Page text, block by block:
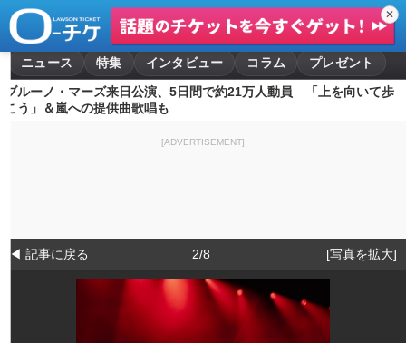
✕
ニュース 特集 インタビュー コラム
プレゼント
ブルーノ・マーズ来日公演、5日間で約21万人動員 「上を向いて歩
こう」＆嵐への提供曲歌唱も
[ADVERTISEMENT]
◀ 記事に戻る 2/8 [写真を拡大]